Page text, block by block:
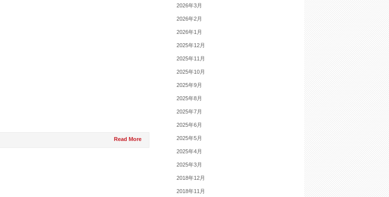
Read More
2026年3月
2026年2月
2026年1月
2025年12月
2025年11月
2025年10月
2025年9月
2025年8月
2025年7月
2025年6月
2025年5月
2025年4月
2025年3月
2018年12月
2018年11月